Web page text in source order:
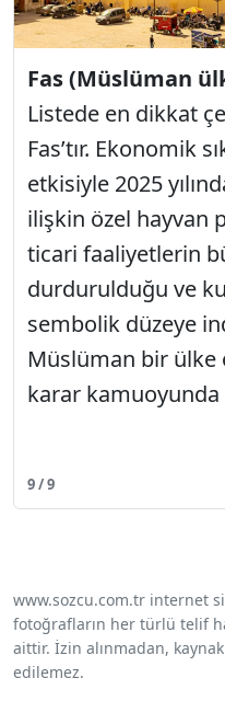
Fas (Müslüman
Listede en dikkat
Fas’tır. Ekonomik
etkisiyle 2025
ilişkin özel hayvan
ticari faaliyetlerin
durdurulduğu ve
sembolik düzeye
Müslüman bir ülke
karar
9 / 9
www.sozcu.com.tr internet
fotoğrafların her türlü telif
aittir. İzin alınmadan,
edilemez.